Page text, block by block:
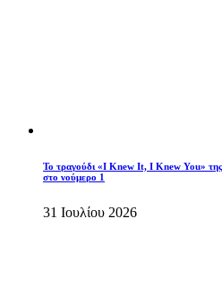
Το τραγούδι «I Knew It, I Knew You»
στο νούμερο 1
31 Ιουλίου 2026